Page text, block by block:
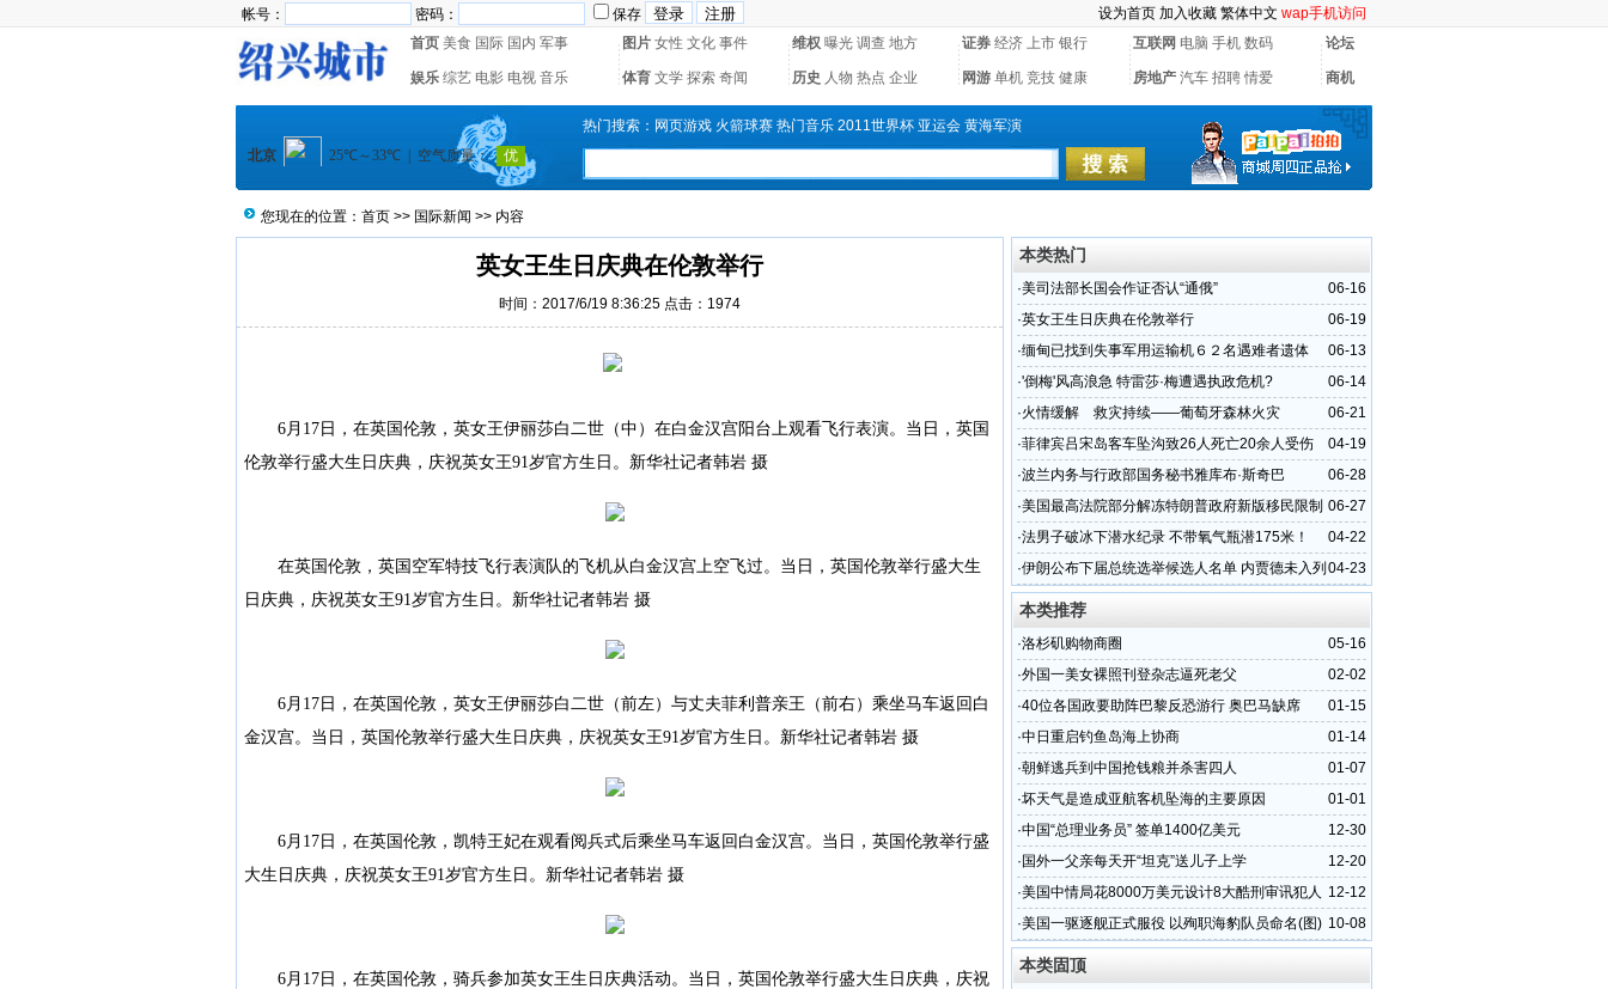
帐号： 密码： 保存 设为首页 加入收藏 繁体中文 wap手机访问
首页 美食 国际 国内 军事 图片 女性 文化 事件 维权 曝光 调查 地方 证券 经济 上市 银行 互联网 电脑 手机 数码 论坛
娱乐 综艺 电影 电视 音乐 体育 文学 探索 奇闻 历史 人物 热点 企业 网游 单机 竞技 健康 房地产 汽车 招聘 情爱 商机
热门搜索： 网页游戏 火箭球赛 热门音乐 2011世界杯 亚运会 黄海军演
您现在的位置： 首页 >> 国际新闻 >> 内容
英女王生日庆典在伦敦举行
时间：2017/6/19 8:36:25 点击： 1974
6月17日，在英国伦敦，英女王伊丽莎白二世（中）在白金汉宫阳台上观看飞行表演。当日，英国
伦敦举行盛大生日庆典，庆祝英女王91岁官方生日。新华社记者韩岩 摄
在英国伦敦，英国空军特技飞行表演队的飞机从白金汉宫上空飞过。当日，英国伦敦举行盛大生
日庆典，庆祝英女王91岁官方生日。新华社记者韩岩 摄
6月17日，在英国伦敦，英女王伊丽莎白二世（前左）与丈夫菲利普亲王（前右）乘坐马车返回白
金汉宫。当日，英国伦敦举行盛大生日庆典，庆祝英女王91岁官方生日。新华社记者韩岩 摄
6月17日，在英国伦敦，凯特王妃在观看阅兵式后乘坐马车返回白金汉宫。当日，英国伦敦举行盛
大生日庆典，庆祝英女王91岁官方生日。新华社记者韩岩 摄
6月17日，在英国伦敦，骑兵参加英女王生日庆典活动。当日，英国伦敦举行盛大生日庆典，庆祝
本类热门
06-16
·美司法部长国会作证否认“通俄”
06-19
·英女王生日庆典在伦敦举行
06-13
·缅甸已找到失事军用运输机６２名遇难者遗体
06-14
·'倒梅'风高浪急 特雷莎·梅遭遇执政危机?
06-21
·火情缓解 救灾持续——葡萄牙森林火灾
04-19
·菲律宾吕宋岛客车坠沟致26人死亡20余人受伤
06-28
·波兰内务与行政部国务秘书雅库布·斯奇巴
06-27
·美国最高法院部分解冻特朗普政府新版移民限制
令
04-22
·法男子破冰下潜水纪录 不带氧气瓶潜175米！
04-23
·伊朗公布下届总统选举候选人名单 内贾德未入列
本类推荐
05-16
·洛杉矶购物商圈
02-02
·外国一美女裸照刊登杂志逼死老父
01-15
·40位各国政要助阵巴黎反恐游行 奥巴马缺席
01-14
·中日重启钓鱼岛海上协商
01-07
·朝鲜逃兵到中国抢钱粮并杀害四人
01-01
·坏天气是造成亚航客机坠海的主要原因
12-30
·中国“总理业务员” 签单1400亿美元
12-20
· 国外一父亲每天开“坦克”送儿子上学
12-12
·美国中情局花8000万美元设计8大酷刑审讯犯人
10-08
·美国一驱逐舰正式服役 以殉职海豹队员命名(图)
本类固顶